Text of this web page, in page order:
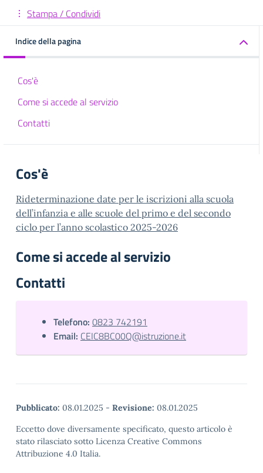
Stampa / Condividi
Indice della pagina
Cos'è
Come si accede al servizio
Contatti
Cos'è
Rideterminazione date per le iscrizioni alla scuola
dell’infanzia e alle scuole del primo e del secondo
ciclo per l’anno scolastico 2025-2026
Come si accede al servizio
Contatti
Telefono: 0823 742191
Email: CEIC8BC00Q@istruzione.it
Pubblicato: 08.01.2025 - Revisione: 08.01.2025
Eccetto dove diversamente specificato, questo articolo è
stato rilasciato sotto Licenza Creative Commons
Attribuzione 4.0 Italia.